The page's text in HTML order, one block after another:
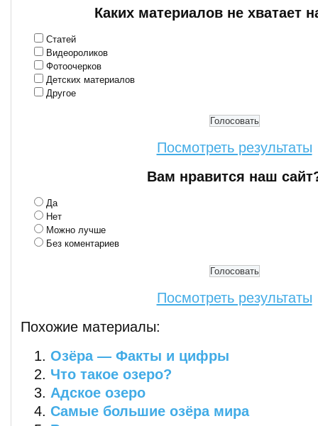
Каких материалов не хватает
Статей
Видеороликов
Фотоочерков
Детских материалов
Другое
Посмотреть результаты
Вам нравится наш
Да
Нет
Можно лучше
Без коментариев
Посмотреть результаты
Похожие материалы:
Озёра — Факты и цифры
Что такое озеро?
Адское озеро
Самые большие озёра мира